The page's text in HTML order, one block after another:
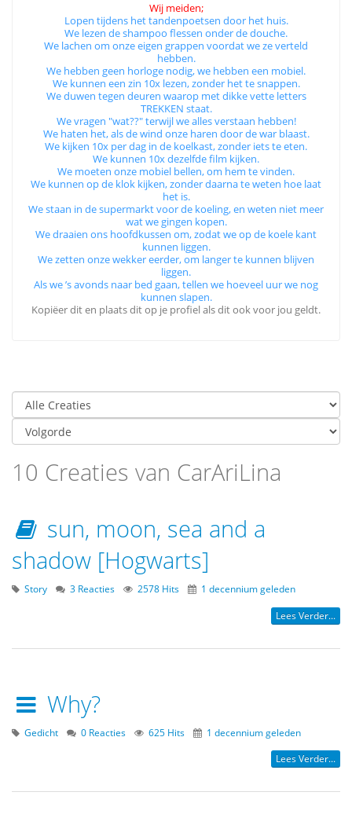
Wij meiden;
Lopen tijdens het tandenpoetsen door het huis.
We lezen de shampoo flessen onder de douche.
We lachen om onze eigen grappen voordat we ze verteld
hebben.
We hebben geen horloge nodig, we hebben een mobiel.
We kunnen een zin 10x lezen, zonder het te snappen.
We duwen tegen deuren waarop met dikke vette letters
TREKKEN staat.
We vragen "wat??" terwijl we alles verstaan hebben!
We haten het, als de wind onze haren door de war blaast.
We kijken 10x per dag in de koelkast, zonder iets te eten.
We kunnen 10x dezelfde film kijken.
We moeten onze mobiel bellen, om hem te vinden.
We kunnen op de klok kijken, zonder daarna te weten hoe laat
het is.
We staan in de supermarkt voor de koeling, en weten niet meer
wat we gingen kopen.
We draaien ons hoofdkussen om, zodat we op de koele kant
kunnen liggen.
We zetten onze wekker eerder, om langer te kunnen blijven
liggen.
Als we ’s avonds naar bed gaan, tellen we hoeveel uur we nog
kunnen slapen.
Kopiëer dit en plaats dit op je profiel als dit ook voor jou geldt.
10 Creaties van CarAriLina
sun, moon, sea and a
shadow [Hogwarts]
Story 3 Reacties 2578 Hits 1 decennium geleden
Lees Verder...
Why?
Gedicht 0 Reacties 625 Hits 1 decennium geleden
Lees Verder...